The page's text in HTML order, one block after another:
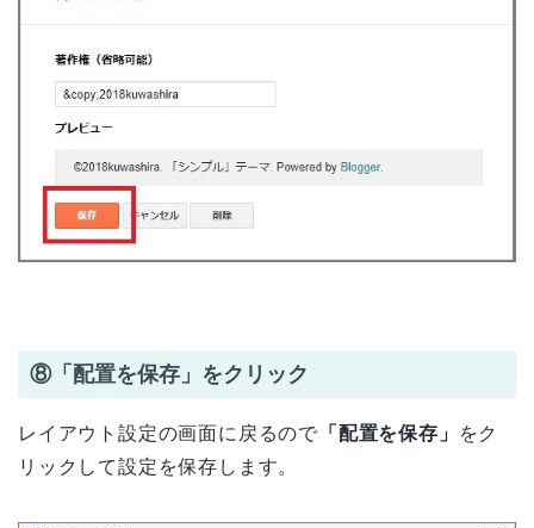
⑧「配置を保存」をクリック
レイアウト設定の画面に戻るので 「配置を保存」
をク
リックして設定を保存します。